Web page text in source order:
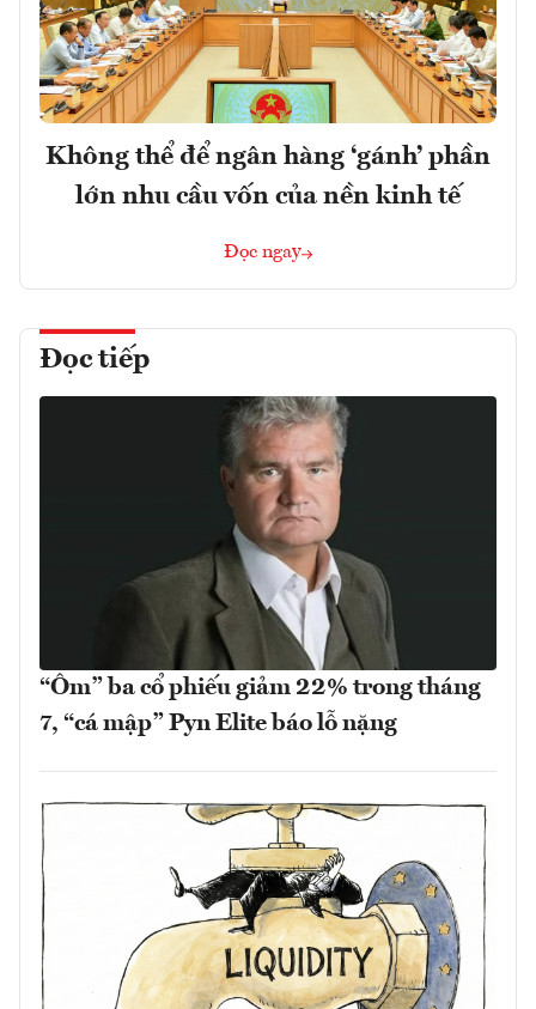
Không thể để ngân hàng ‘gánh’ phần
lớn nhu cầu vốn của nền kinh tế
Đọc ngay
Đọc tiếp
“Ôm” ba cổ phiếu giảm 22% trong tháng
7, “cá mập” Pyn Elite báo lỗ nặng